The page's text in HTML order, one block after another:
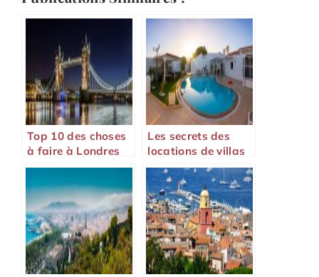
Top 10 des choses
à faire à Londres
en 2022 !
Les secrets des
locations de villas
en Espagne